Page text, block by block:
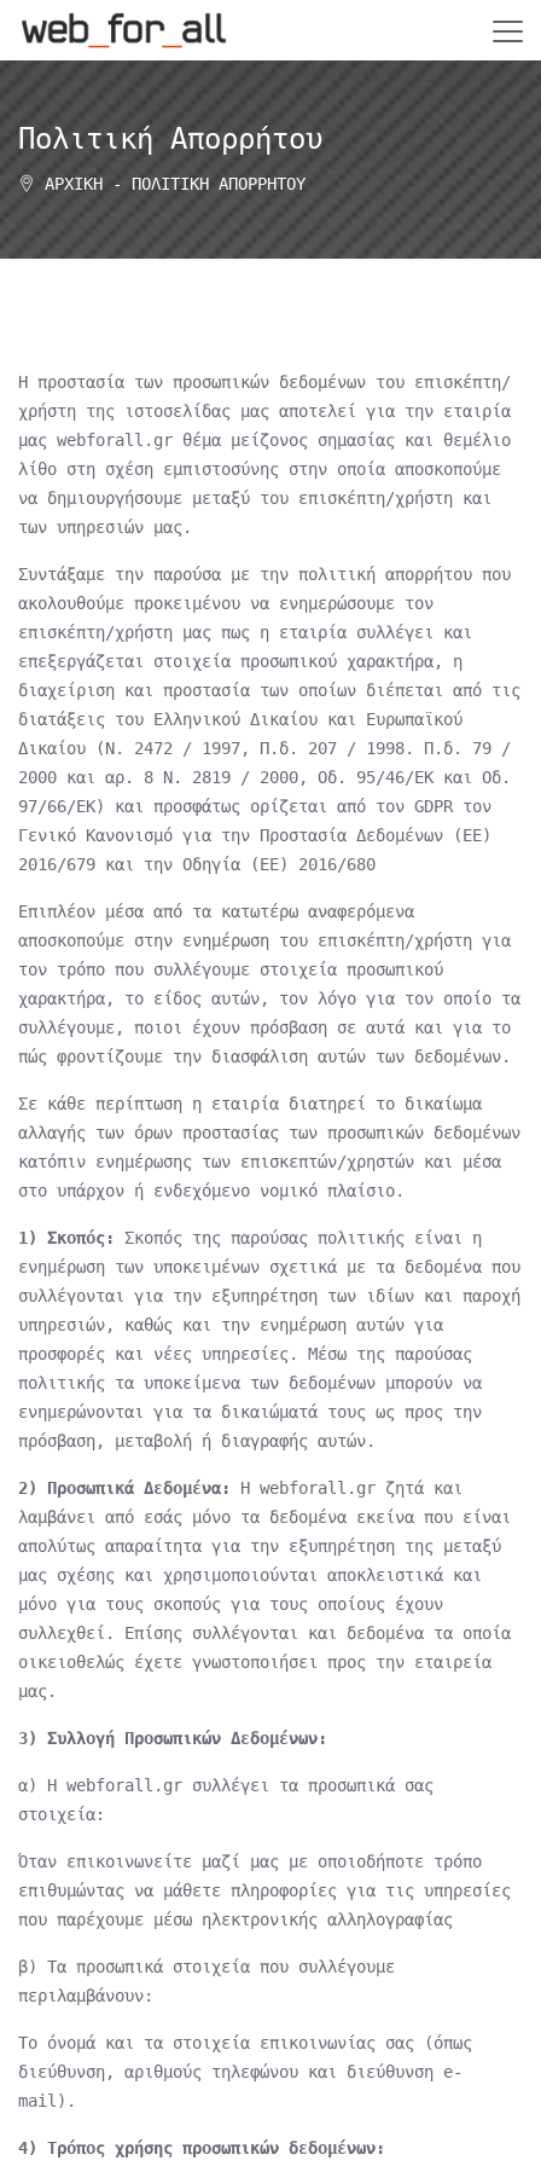
Πολιτική Απορρήτου
ΑΡΧΙΚΉ - ΠΟΛΙΤΙΚΉ ΑΠΟΡΡΉΤΟΥ
Η προστασία των προσωπικών δεδομένων του επισκέπτη/
χρήστη της ιστοσελίδας μας αποτελεί για την εταιρία
μας webforall.gr θέμα μείζονος σημασίας και θεμέλιο
λίθο στη σχέση εμπιστοσύνης στην οποία αποσκοπούμε
να δημιουργήσουμε μεταξύ του επισκέπτη/χρήστη και
των υπηρεσιών μας.
Συντάξαμε την παρούσα με την πολιτική απορρήτου που
ακολουθούμε προκειμένου να ενημερώσουμε τον
επισκέπτη/χρήστη μας πως η εταιρία συλλέγει και
επεξεργάζεται στοιχεία προσωπικού χαρακτήρα, η
διαχείριση και προστασία των οποίων διέπεται από τις
διατάξεις του Ελληνικού Δικαίου και Ευρωπαϊκού
Δικαίου (Ν. 2472 / 1997, Π.δ. 207 / 1998. Π.δ. 79 /
2000 και αρ. 8 Ν. 2819 / 2000, Οδ. 95/46/ΕΚ και Οδ.
97/66/ΕΚ) και προσφάτως ορίζεται από τον GDPR τον
Γενικό Κανονισμό για την Προστασία Δεδομένων (ΕΕ)
2016/679 και την Οδηγία (ΕΕ) 2016/680
Επιπλέον μέσα από τα κατωτέρω αναφερόμενα
αποσκοπούμε στην ενημέρωση του επισκέπτη/χρήστη για
τον τρόπο που συλλέγουμε στοιχεία προσωπικού
χαρακτήρα, το είδος αυτών, τον λόγο για τον οποίο τα
συλλέγουμε, ποιοι έχουν πρόσβαση σε αυτά και για το
πώς φροντίζουμε την διασφάλιση αυτών των δεδομένων.
Σε κάθε περίπτωση η εταιρία διατηρεί το δικαίωμα
αλλαγής των όρων προστασίας των προσωπικών δεδομένων
κατόπιν ενημέρωσης των επισκεπτών/χρηστών και μέσα
στο υπάρχον ή ενδεχόμενο νομικό πλαίσιο.
1) Σκοπός:
Σκοπός της παρούσας πολιτικής είναι η
ενημέρωση των υποκειμένων σχετικά με τα δεδομένα που
συλλέγονται για την εξυπηρέτηση των ιδίων και παροχή
υπηρεσιών, καθώς και την ενημέρωση αυτών για
προσφορές και νέες υπηρεσίες. Μέσω της παρούσας
πολιτικής τα υποκείμενα των δεδομένων μπορούν να
ενημερώνονται για τα δικαιώματά τους ως προς την
πρόσβαση, μεταβολή ή διαγραφής αυτών.
2) Προσωπικά Δεδομένα:
Η webforall.gr ζητά και
λαμβάνει από εσάς μόνο τα δεδομένα εκείνα που είναι
απολύτως απαραίτητα για την εξυπηρέτηση της μεταξύ
μας σχέσης και χρησιμοποιούνται αποκλειστικά και
μόνο για τους σκοπούς για τους οποίους έχουν
συλλεχθεί. Επίσης συλλέγονται και δεδομένα τα οποία
οικειοθελώς έχετε γνωστοποιήσει προς την εταιρεία
μας.
3) Συλλογή Προσωπικών Δεδομένων:
α) Η webforall.gr συλλέγει τα προσωπικά σας
στοιχεία:
Όταν επικοινωνείτε μαζί μας με οποιοδήποτε τρόπο
επιθυμώντας να μάθετε πληροφορίες για τις υπηρεσίες
που παρέχουμε μέσω ηλεκτρονικής αλληλογραφίας
β) Τα προσωπικά στοιχεία που συλλέγουμε
περιλαμβάνουν:
Το όνομά και τα στοιχεία επικοινωνίας σας (όπως
διεύθυνση, αριθμούς τηλεφώνου και διεύθυνση e-
mail).
4) Τρόπος χρήσης προσωπικών δεδομένων: